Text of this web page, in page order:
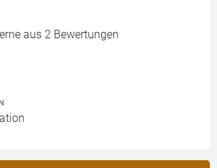
aus 2 Bewertungen